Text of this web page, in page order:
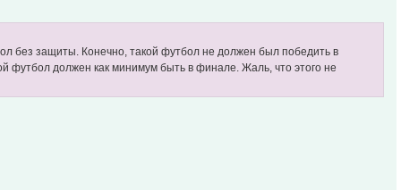
без защиты. Конечно, такой футбол не должен был победить в
футбол должен как минимум быть в финале. Жаль, что этого не